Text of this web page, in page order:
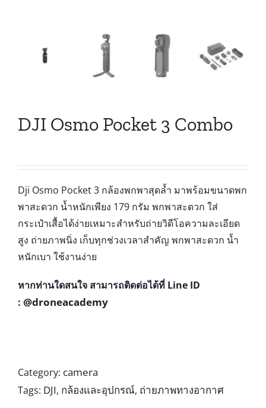
DJI Osmo Pocket 3 Combo
Dji Osmo Pocket 3 กล้องพกพาสุดล้ำ มาพร้อมขนาดพก
พาสะดวก น้ำหนักเพียง 179 กรัม พกพาสะดวก ใส่
กระเป๋าเสื้อได้ง่ายเหมาะสำหรับถ่ายวิดีโอความละเอียด
สูง ถ่ายภาพนิ่ง เก็บทุกช่วงเวลาสำคัญ พกพาสะดวก น้ำ
หนักเบา ใช้งานง่าย
หากท่านใดสนใจ สามารถติดต่อได้ที่ Line ID
: @droneacademy
Category: camera
Tags: DJI, กล้องและอุปกรณ์, ถ่ายภาพทางอากาศ